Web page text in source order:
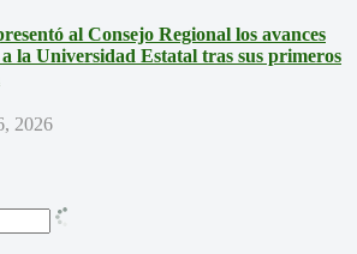
al Consejo Regional los avances
la Universidad Estatal tras sus primeros
2026